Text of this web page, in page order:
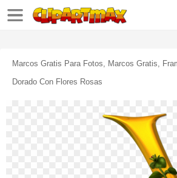
Marcos Gratis Para Fotos, Marcos Gratis,
Dorado Con Flores Rosas